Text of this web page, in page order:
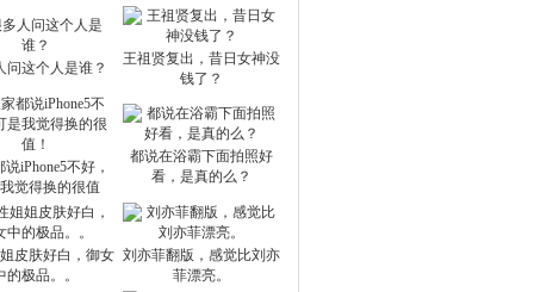
问这个人是谁？
王祖贤复出，昔日女神没
钱了？
说iPhone5不好，
觉得换的很值
都说在浴霸下面拍照好
看，是真的么？
皮肤好白，御女
的极品。。
刘亦菲翻版，感觉比刘亦
菲漂亮。